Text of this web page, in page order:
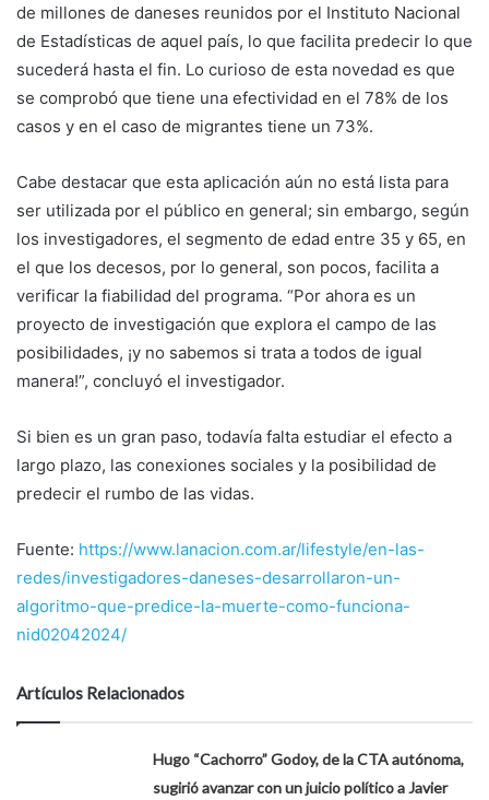
de millones de daneses reunidos por el Instituto Nacional
de Estadísticas de aquel país, lo que facilita predecir lo que
sucederá hasta el fin. Lo curioso de esta novedad es que
se comprobó que tiene una efectividad en el 78% de los
casos y en el caso de migrantes tiene un 73%.
Cabe destacar que esta aplicación aún no está lista para
ser utilizada por el público en general; sin embargo, según
los investigadores, el segmento de edad entre 35 y 65, en
el que los decesos, por lo general, son pocos, facilita a
verificar la fiabilidad del programa. “Por ahora es un
proyecto de investigación que explora el campo de las
posibilidades, ¡y no sabemos si trata a todos de igual
manera!”, concluyó el investigador.
Si bien es un gran paso, todavía falta estudiar el efecto a
largo plazo, las conexiones sociales y la posibilidad de
predecir el rumbo de las vidas.
Fuente: https://www.lanacion.com.ar/lifestyle/en-las-
redes/investigadores-daneses-desarrollaron-un-
algoritmo-que-predice-la-muerte-como-funciona-
nid02042024/
Artículos Relacionados
Hugo “Cachorro” Godoy, de la CTA autónoma,
sugirió avanzar con un juicio político a Javier